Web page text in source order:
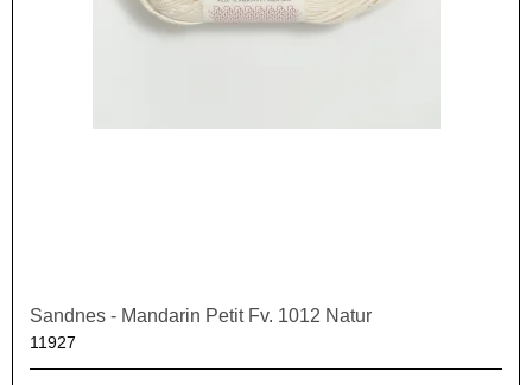
Sandnes - Mandarin Petit Fv. 1012 Natur
11927